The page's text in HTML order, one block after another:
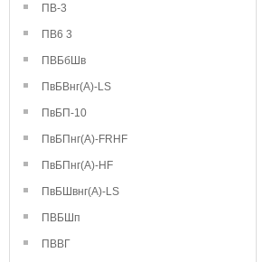
ПВ-3
ПВ6 3
ПВБбШв
ПвБВнг(А)-LS
ПвБП-10
ПвБПнг(А)-FRHF
ПвБПнг(А)-HF
ПвБШвнг(А)-LS
ПВБШп
ПВВГ